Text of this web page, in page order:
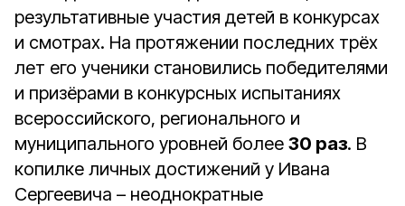
результативные участия детей в конкурсах
и смотрах. На протяжении последних трёх
лет его ученики становились победителями
и призёрами в конкурсных испытаниях
всероссийского, регионального и
муниципального уровней более 30 раз. В
копилке личных достижений у Ивана
Сергеевича – неоднократные